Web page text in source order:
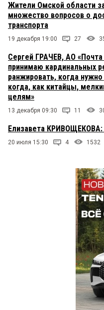
Жители Омской области
множество вопросов о
транспорта
19 декабря 19:00 27
Сергей ГРАЧЕВ, АО «Почта
принимаю кардинальных
ранжировать, когда
когда, как китайцы,
целям»
13 декабря 09:30 11
Елизавета
20 июля 15:30 4 1532